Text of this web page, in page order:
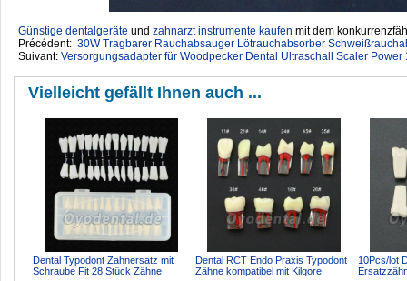
Günstige dentalgeräte ‎ und zahnarzt instrumente kaufen mit dem
Précédent: 30W Tragbarer Rauchabsauger Lötrauchabsorber
Suivant: Versorgungsadapter für Woodpecker Dental Ultraschall Scaler Power
Vielleicht gefällt Ihnen auch ...
Dental Typodont Zahnersatz mit
Schraube Fit 28 Stück Zähne
Dental RCT Endo Praxis Typodont
Zähne kompatibel mit Kilgore
10Pcs/lot